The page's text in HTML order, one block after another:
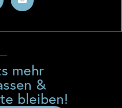
mehr
&
bleiben!